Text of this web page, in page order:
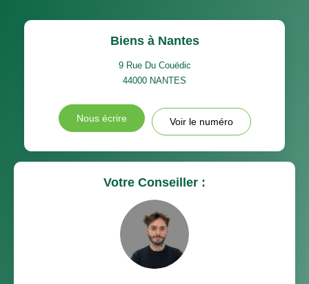
Biens à Nantes
9 Rue Du Couëdic
44000 NANTES
Nous écrire Voir le numéro
Votre Conseiller :